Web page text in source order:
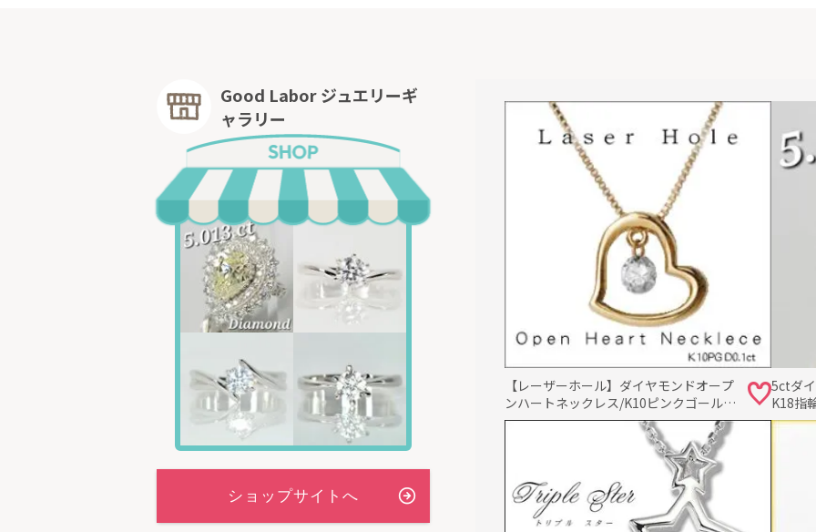
Good Labor ジュエリーギ
ャラリー
【レーザーホール】ダイヤモンドオープ
ンハートネックレス/K10ピンクゴール
ド・ホワイトゴールド ハートネックレ
ス 一粒ダイヤモンド オープンハート
5ctダ
K18指
ラス